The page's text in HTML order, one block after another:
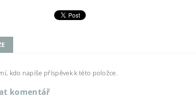
kdo napíše příspěvek k této položce.
komentář